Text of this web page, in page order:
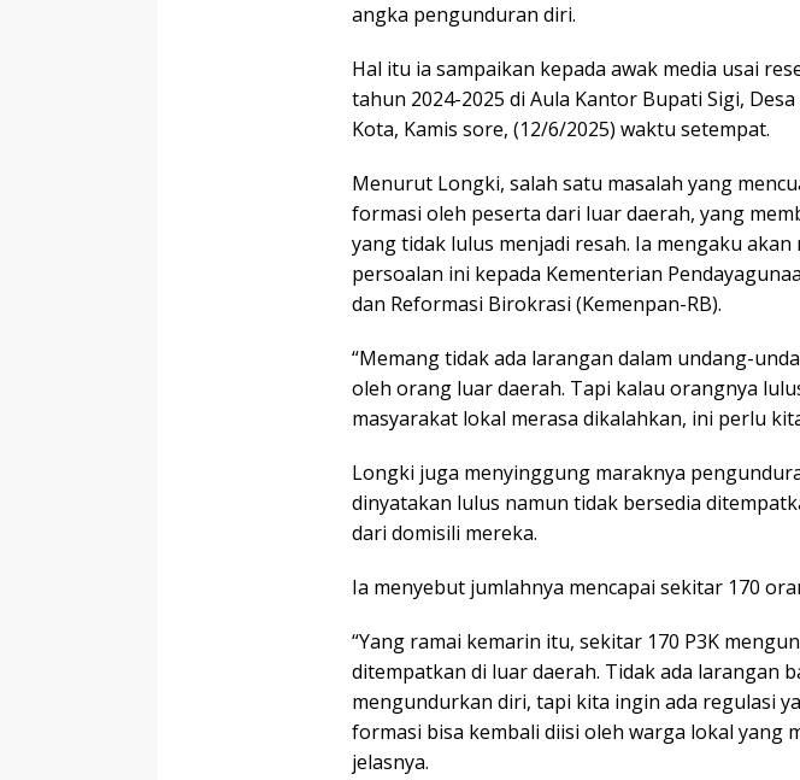
angka pengunduran diri.
Hal itu ia sampaikan kepada awak media usai
tahun 2024-2025 di Aula Kantor Bupati Sigi,
Kota, Kamis sore, (12/6/2025) waktu setempat.
Menurut Longki, salah satu masalah yang
formasi oleh peserta dari luar daerah, yang
yang tidak lulus menjadi resah. Ia mengaku akan
persoalan ini kepada Kementerian
dan Reformasi Birokrasi (Kemenpan-RB).
“Memang tidak ada larangan dalam undang-
oleh orang luar daerah. Tapi kalau orangnya
masyarakat lokal merasa dikalahkan, ini perlu
Longki juga menyinggung maraknya
dinyatakan lulus namun tidak bersedia
dari domisili mereka.
Ia menyebut jumlahnya mencapai sekitar 170
“Yang ramai kemarin itu, sekitar 170 P3K
ditempatkan di luar daerah. Tidak ada larangan
mengundurkan diri, tapi kita ingin ada regulasi
formasi bisa kembali diisi oleh warga lokal yang
jelasnya.